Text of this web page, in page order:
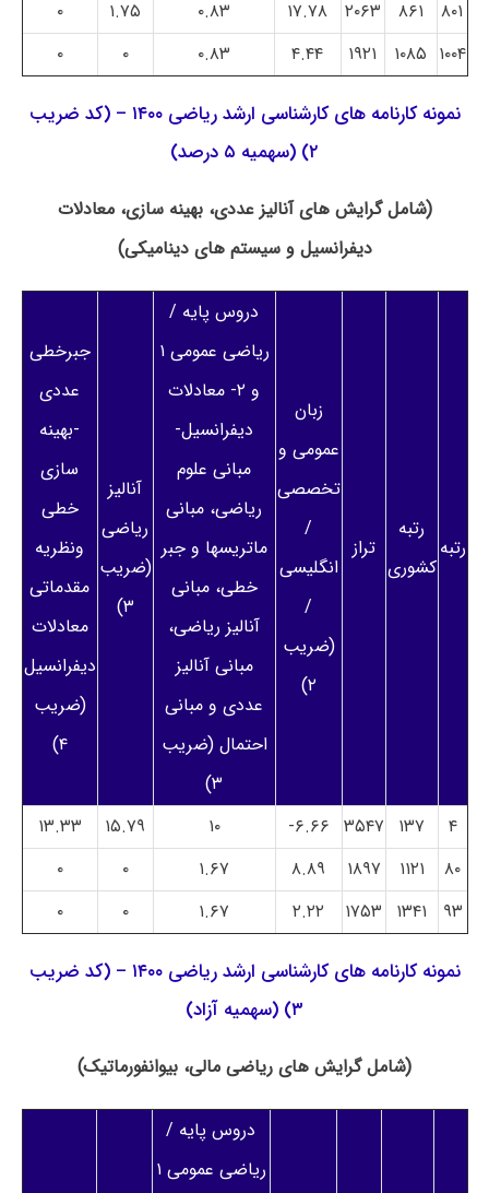
۸۰۱ ۸۶۱ ۲۰۶۳ ۱۷.۷۸ ۰.۸۳ ۱.۷۵
۰
۱۰۰۴ ۱۰۸۵ ۱۹۲۱ ۴.۴۴ ۰.۸۳ ۰ ۰
نمونه کارنامه های کارشناسی ارشد ریاضی ۱۴۰۰ – (کد ضریب
۲) (سهمیه ۵ درصد)
(شامل گرایش های آنالیز عددی، بهینه سازی، معادلات
دیفرانسیل و سیستم های دینامیکی)
رتبه
رتبه
کشوری
تراز
زبان
عمومی و
تخصصی
/
انگلیسی
/
(ضریب
۲)
دروس پایه /
ریاضی عمومی ۱
و ۲- معادلات
دیفرانسیل-
مبانی علوم
ریاضی، مبانی
ماتریسها و جبر
خطی، مبانی
آنالیز ریاضی،
مبانی آنالیز
عددی و مبانی
احتمال (ضریب
۳)
آنالیز
ریاضی
(ضریب
۳)
جبرخطی
عددی
-بهینه
سازی
خطی
ونظریه
مقدماتی
معادلات
دیفرانسیل
(ضریب
۴)
۴ ۱۳۷ ۳۵۴۷ ۶.۶۶- ۱۰ ۱۵.۷۹
۱۳.۳۳
۸۰
۱۱۲۱ ۱۸۹۷ ۸.۸۹ ۱.۶۷ ۰
۰
۹۳
۱۳۴۱ ۱۷۵۳ ۲.۲۲ ۱.۶۷ ۰ ۰
نمونه کارنامه های کارشناسی ارشد ریاضی ۱۴۰۰ – (کد ضریب
۳) (سهمیه آزاد)
(شامل گرایش های ریاضی مالی، بیوانفورماتیک)
دروس پایه /
ریاضی عمومی ۱